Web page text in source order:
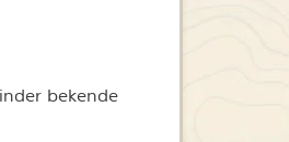
bekende